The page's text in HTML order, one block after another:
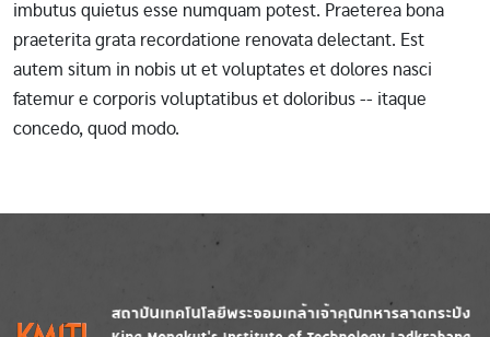
imbutus quietus esse numquam potest. Praeterea bona
praeterita grata recordatione renovata delectant. Est
autem situm in nobis ut et voluptates et dolores nasci
fatemur e corporis voluptatibus et doloribus -- itaque
concedo, quod modo.
Image